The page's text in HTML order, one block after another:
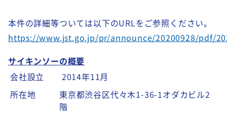
本件の詳細等ついては以下のURLをご参照ください。
https://www.jst.go.jp/pr/announce/20200928/pdf/
サイキンソーの概要
会社設立
2014年11月
所在地
東京都渋谷区代々木1-36-1オダカビル2
階